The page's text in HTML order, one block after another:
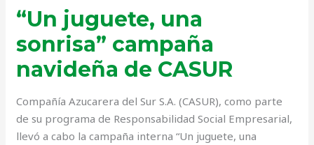
“Un juguete, una
sonrisa” campaña
navideña de CASUR
Compañía Azucarera del Sur S.A. (CASUR), como parte
de su programa de Responsabilidad Social Empresarial,
llevó a cabo la campaña interna “Un juguete, una